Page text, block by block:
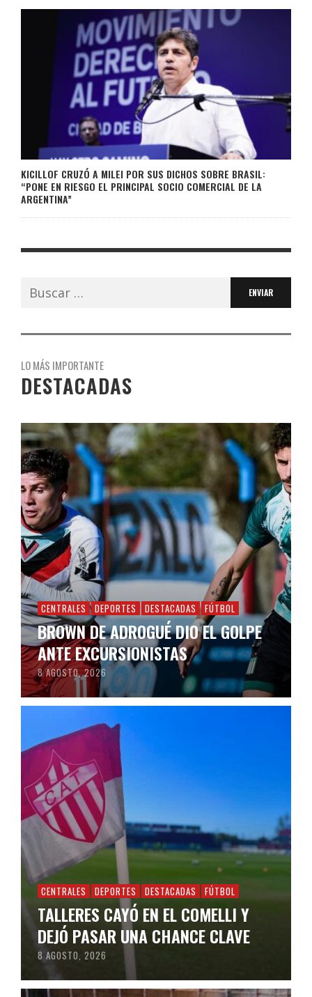
KICILLOF CRUZÓ A MILEI POR SUS DICHOS SOBRE BRASIL:
“PONE EN RIESGO EL PRINCIPAL SOCIO COMERCIAL DE LA
ARGENTINA”
Buscar:
LO MÁS IMPORTANTE
DESTACADAS
CENTRALES DEPORTES DESTACADAS FÚTBOL
BROWN DE ADROGUÉ DIO EL GOLPE
ANTE EXCURSIONISTAS
8 AGOSTO, 2026
CENTRALES DEPORTES DESTACADAS FÚTBOL
TALLERES CAYÓ EN EL COMELLI Y
DEJÓ PASAR UNA CHANCE CLAVE
8 AGOSTO, 2026